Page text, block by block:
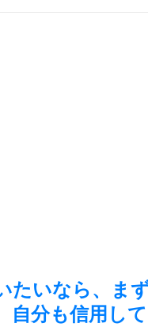
たいなら、ま
分も信用して